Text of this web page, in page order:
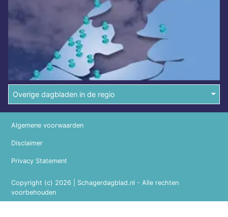
Overige dagbladen in de regio
Copyright (c) 2026 | Schagerdagblad.nl - Alle rechten
voorbehouden
Algemene voorwaarden
Disclaimer
Privacy Statement